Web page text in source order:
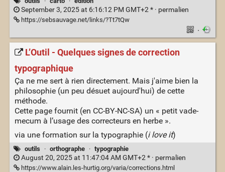
September 3, 2025 at 6:16:12 PM GMT+2 * · permalien
https://sebsauvage.net/links/?Tt7tQw
·
L’Outil - Quelques signes de correction
typographique
Ça ne me sert à rien directement. Mais j'aime bien la
philosophie (un peu désuet aujourd'hui) de cette
méthode.
Cette page fournit (en CC-BY-NC-SA) un « petit vade-
mecum à l’usage des correcteurs en herbe ».
via une formation sur la typographie (i love it)
outils · orthographe · typographie
August 20, 2025 at 11:47:04 AM GMT+2 * · permalien
https://www.alain.les-hurtig.org/varia/corrections.html